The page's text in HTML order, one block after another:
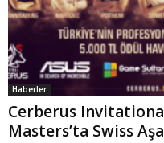
Haberler
Cerberus
Masters’ta Swiss